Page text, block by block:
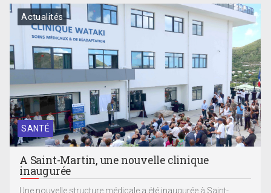
SANTÉ
Actualités
A Saint-Martin, une nouvelle clinique
inaugurée
Une nouvelle structure médicale a été inaugurée à Saint-